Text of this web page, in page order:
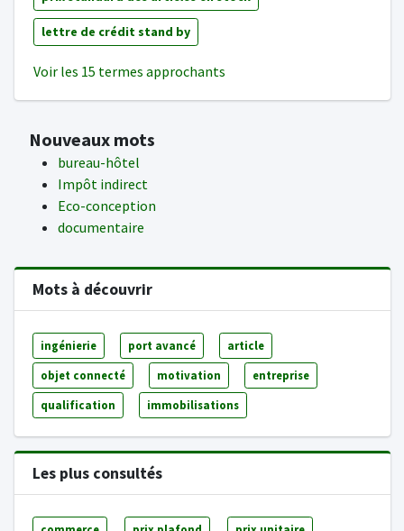
lettre de crédit stand by
Voir les 15 termes approchants
Nouveaux mots
bureau-hôtel
Impôt indirect
Eco-conception
documentaire
Mots à découvrir
ingénierie port avancé article
objet connecté motivation entreprise
qualification immobilisations
Les plus consultés